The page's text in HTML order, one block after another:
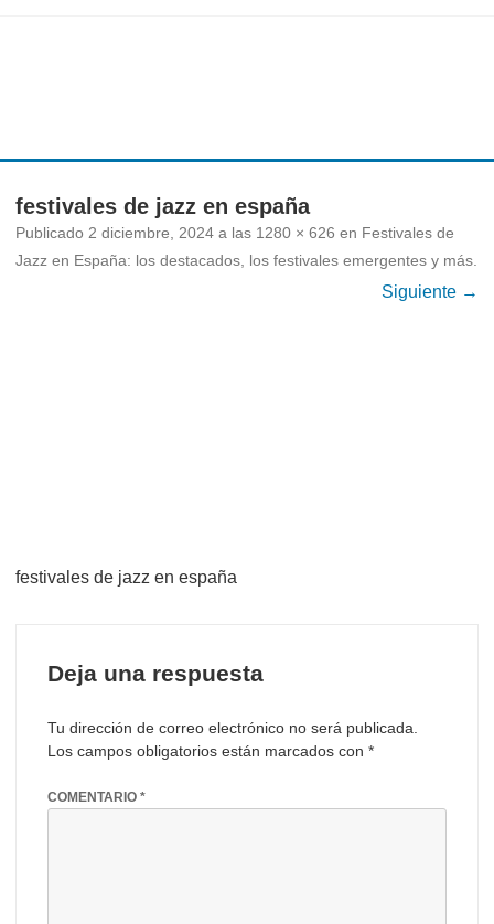
Ir
contenido
festivales de jazz en españa
Publicado 2 diciembre, 2024 a las 1280 × 626 en Festivales de
Jazz en España: los destacados, los festivales emergentes y más
Siguiente →
festivales de jazz en españa
Deja una respuesta
Tu dirección de correo electrónico no será publicada.
Los campos obligatorios están marcados con *
COMENTARIO *